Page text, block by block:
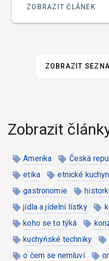
ZOBRAZIT ČLÁNEK
ZOBRAZIT
Zobrazit
Amerika Česká
etika
etnické
gastronomie
jídla a jídelní lístky
koho se to týká
kuchyňské techniky
o čem se nemluví